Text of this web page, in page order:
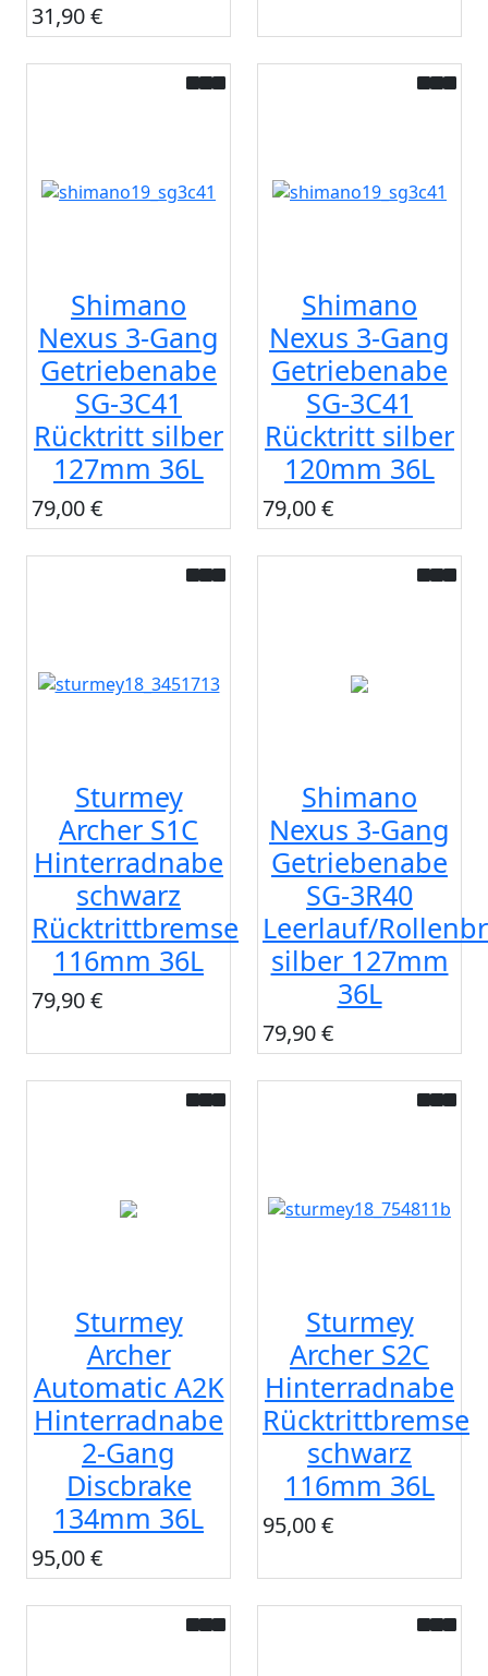
31,90 €
Shimano
Nexus 3-Gang
Getriebenabe
SG-3C41
Rücktritt silber
127mm 36L
79,00 €
Shimano
Nexus 3-Gang
Getriebenabe
SG-3C41
Rücktritt silber
120mm 36L
79,00 €
Sturmey
Archer S1C
Hinterradnabe
schwarz
Rücktrittbremse
116mm 36L
79,90 €
Shimano
Nexus 3-Gang
Getriebenabe
SG-3R40
Leerlauf/
silber 127mm
36L
79,90 €
Sturmey
Archer
Automatic A2K
Hinterradnabe
2-Gang
Discbrake
134mm 36L
95,00 €
Sturmey
Archer S2C
Hinterradnabe
Rücktrittbremse
schwarz
116mm 36L
95,00 €